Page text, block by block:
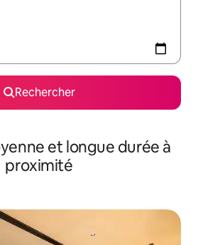
Rechercher
et longue durée à
proximité